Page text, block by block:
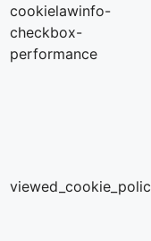
cookielawinfo-
checkbox-
performance